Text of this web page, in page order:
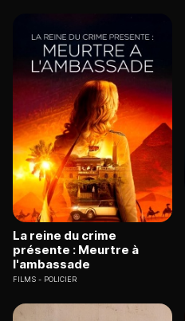
La reine du crime
présente : Meurtre à
l'ambassade
FILMS POLICIER